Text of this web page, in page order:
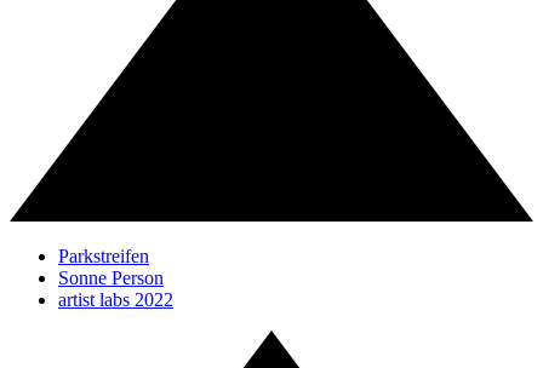
Parkstreifen
Sonne Person
artist labs 2022